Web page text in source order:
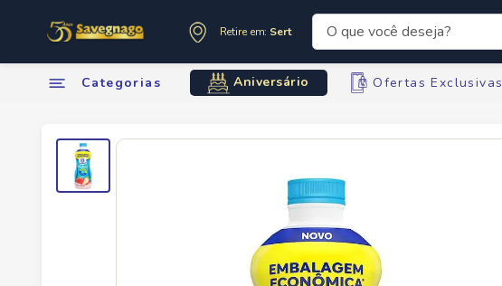
Retire em: Sertãozinho
O que você deseja?
Categorias Aniversário Ofertas Exclusivas
Termos mais buscados
leite
3º
cerveja
5º
7º
aniversario
8º
oleo